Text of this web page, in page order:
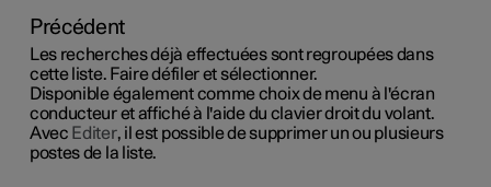
Précédent
Les recherches déjà effectuées sont regroupées dans
cette liste. Faire défiler et sélectionner.
Disponible également comme choix de menu à l'écran
conducteur et affiché à l'aide du clavier droit du volant.
Avec Editer, il est possible de supprimer un ou plusieurs
postes de la liste.